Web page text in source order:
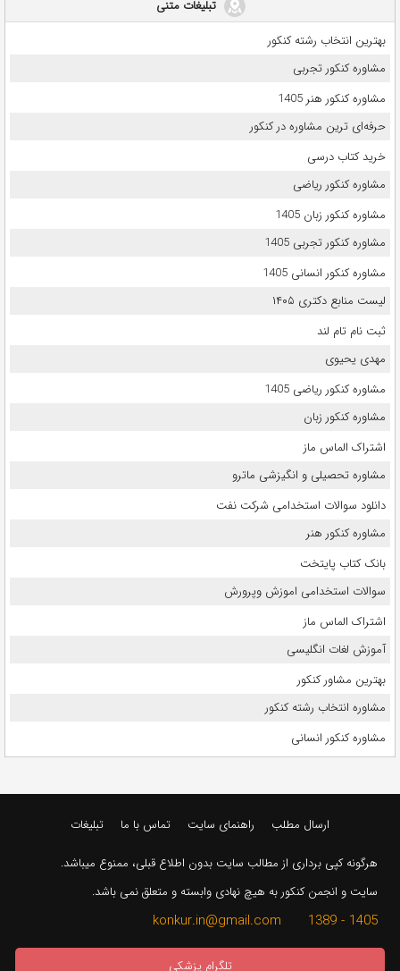
تبلیغات متنی
بهترین انتخاب رشته کنکور
مشاوره کنکور تجربی
مشاوره کنکور هنر 1405
حرفه‌ای ترین مشاوره در کنکور
خرید کتاب درسی
مشاوره کنکور ریاضی
مشاوره کنکور زبان 1405
مشاوره کنکور تجربی 1405
مشاوره کنکور انسانی 1405
لیست منابع دکتری ۱۴۰۵
ثبت نام تام لند
مهدی یحیوی
مشاوره کنکور ریاضی 1405
مشاوره کنکور زبان
اشتراک الماس ماز
مشاوره تحصیلی و انگیزشی ماترو
دانلود سوالات استخدامی شرکت نفت
مشاوره کنکور هنر
بانک کتاب پایتخت
سوالات استخدامی اموزش وپرورش
اشتراک الماس ماز
آموزش لغات انگلیسی
بهترین مشاور کنکور
مشاوره انتخاب رشته کنکور
مشاوره کنکور انسانی
ارسال مطلب راهنمای سایت تماس با ما تبلیغات
هرگونه کپی برداری از مطالب سایت بدون اطلاع قبلی، ممنوع میباشد.
سایت و انجمن کنکور به هیچ نهادی وابسته و متعلق نمی باشد.
1405 - 1389 konkur.in@gmail.com
تلگرام پزشکی